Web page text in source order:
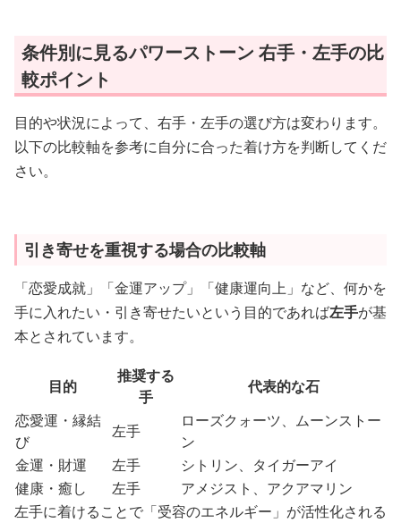
条件別に見るパワーストーン 右手・左手の比
較ポイント
目的や状況によって、右手・左手の選び方は変わります。
以下の比較軸を参考に自分に合った着け方を判断してくだ
さい。
引き寄せを重視する場合の比較軸
「恋愛成就」「金運アップ」「健康運向上」など、何かを
手に入れたい・引き寄せたいという目的であれば左手が基
本とされています。
目的
推奨する
手
代表的な石
恋愛運・縁結
び
左手
ローズクォーツ、ムーンストー
ン
金運・財運
左手
シトリン、タイガーアイ
健康・癒し
左手
アメジスト、アクアマリン
左手に着けることで「受容のエネルギー」が活性化される